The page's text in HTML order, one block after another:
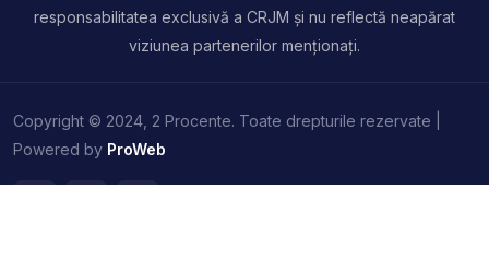
responsabilitatea exclusivă a CRJM și nu reflectă neapărat
viziunea partenerilor menționați.
Copyright © 2024, 2 Procente. Toate drepturile rezervate |
Powered by ProWeb